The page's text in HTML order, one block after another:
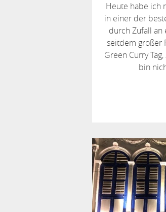
Heute habe ich
in einer der
durch Zufall an
seitdem großer
Green Curry
bin